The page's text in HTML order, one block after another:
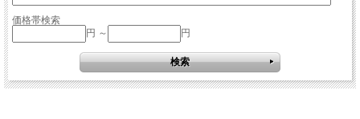
価格帯検索
円 ～
円